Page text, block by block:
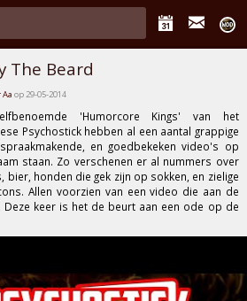
The Beard
op 29-05-2014
'Humorcore Kings' van het
Psychostickhebben al een aantal grappige
en goedbekeken video's op
staan. Zo verschenen er al nummers over
bier, honden die gek zijn op sokken, en zielige
Allen voorzien van een video die aan de
Deze keer is het de beurt aan een ode op de